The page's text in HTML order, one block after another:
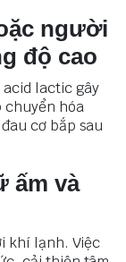
người
độ cao
lactic gây
chuyển hóa
cơ bắp sau
ấm và
khí lạnh. Việc